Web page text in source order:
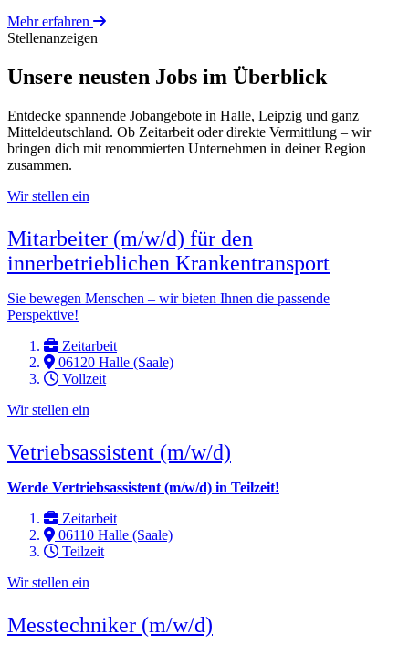
Mehr erfahren
Stellenanzeigen
Unsere neusten Jobs im Überblick
Entdecke spannende Jobangebote in Halle, Leipzig und ganz
Mitteldeutschland. Ob Zeitarbeit oder direkte Vermittlung – wir
bringen dich mit renommierten Unternehmen in deiner Region
zusammen.
Wir stellen ein
Mitarbeiter (m/w/d) für den
innerbetrieblichen Krankentransport
Sie bewegen Menschen – wir bieten Ihnen die passende
Perspektive!
Zeitarbeit
06120 Halle (Saale)
Vollzeit
Wir stellen ein
Vetriebsassistent (m/w/d)
Werde Vertriebsassistent (m/w/d) in Teilzeit!
Zeitarbeit
06110 Halle (Saale)
Teilzeit
Wir stellen ein
Messtechniker (m/w/d)